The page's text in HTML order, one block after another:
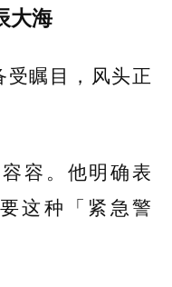
大海
受瞩目，风头正
容。他明确表
这种「紧急警